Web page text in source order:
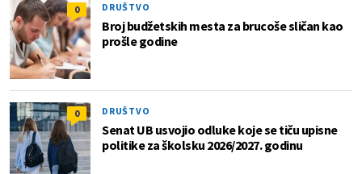
0 DRUŠTVO
Broj budžetskih mesta za brucoše sličan kao
prošle godine
0 DRUŠTVO
Senat UB usvojio odluke koje se tiču upisne
politike za školsku 2026/2027. godinu